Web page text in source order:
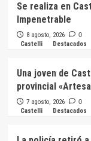
Se realiza en
Impenetrable
8 agosto, 2026 0
Castelli Destacados
Una joven de
provincial
7 agosto, 2026 0
Castelli Destacados